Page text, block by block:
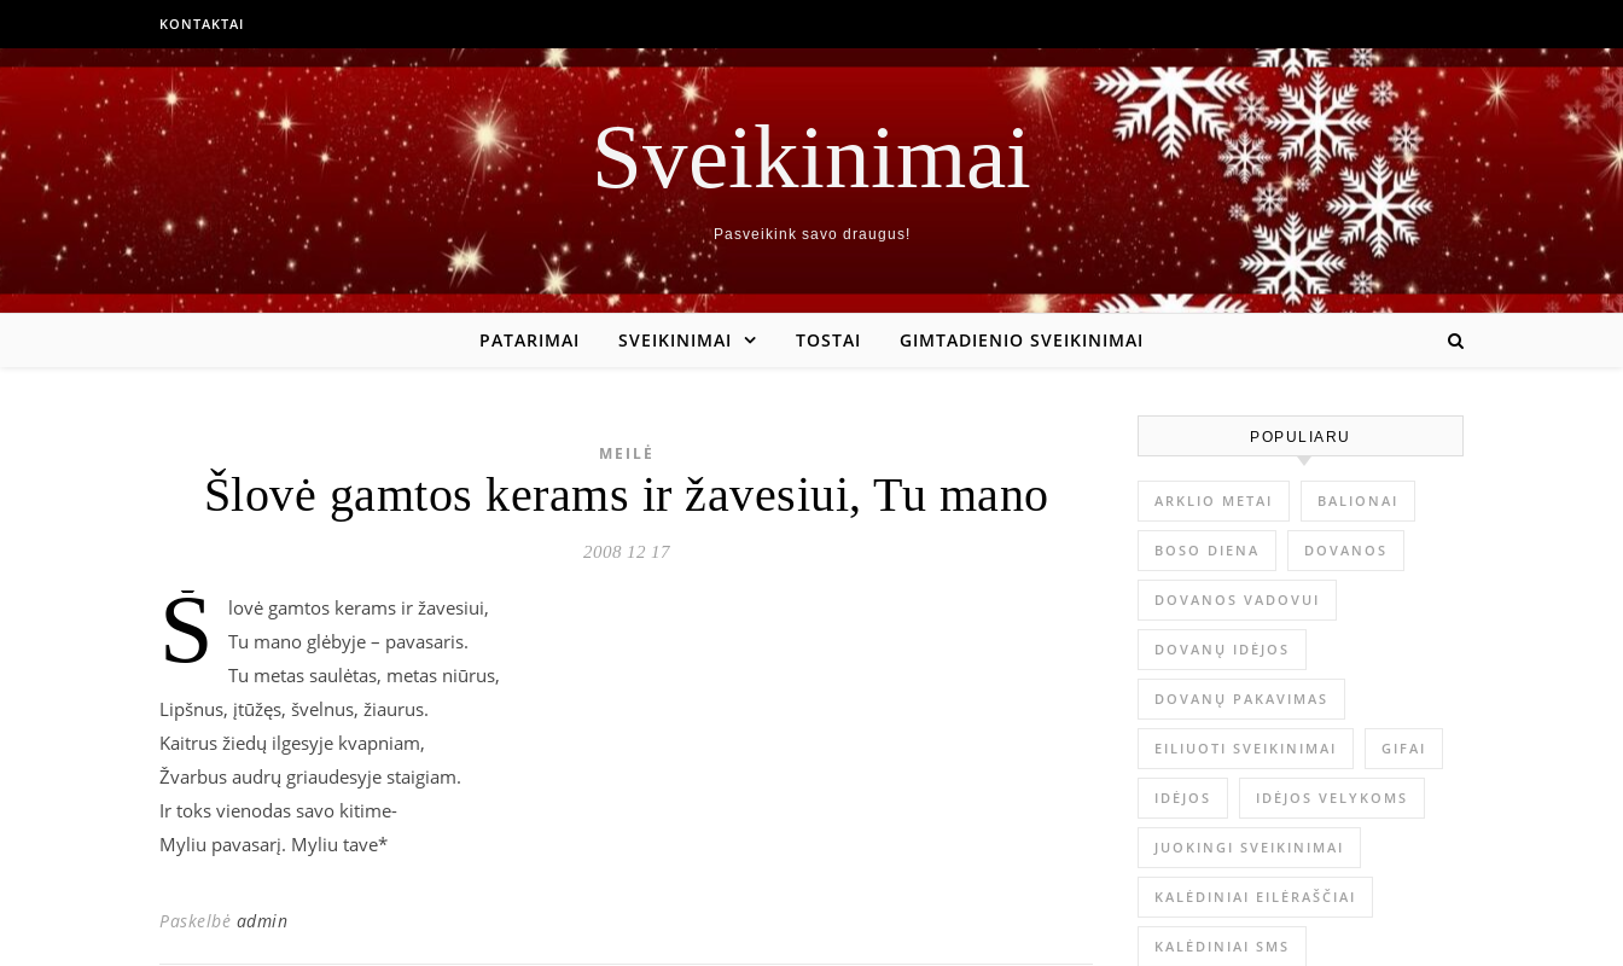
KONTAKTAI
Sveikinimai
Pasveikink savo draugus!
PATARIMAI SVEIKINIMAI TOSTAI GIMTADIENIO SVEIKINIMAI
MEILĖ
Šlovė gamtos kerams ir žavesiui, Tu mano
2008 12 17
Š
lovė gamtos kerams ir žavesiui,
Tu mano glėbyje – pavasaris.
Tu metas saulėtas, metas niūrus,
Lipšnus, įtūžęs, švelnus, žiaurus.
Kaitrus žiedų ilgesyje kvapniam,
Žvarbus audrų griaudesyje staigiam.
Ir toks vienodas savo kitime-
Myliu pavasarį. Myliu tave*
Paskelbė admin
POPULIARU
ARKLIO METAI BALIONAI
BOSO DIENA DOVANOS
DOVANOS VADOVUI
DOVANŲ IDĖJOS
DOVANŲ PAKAVIMAS
EILIUOTI SVEIKINIMAI GIFAI
IDĖJOS IDĖJOS VELYKOMS
JUOKINGI SVEIKINIMAI
KALĖDINIAI EILĖRAŠČIAI
KALĖDINIAI SMS